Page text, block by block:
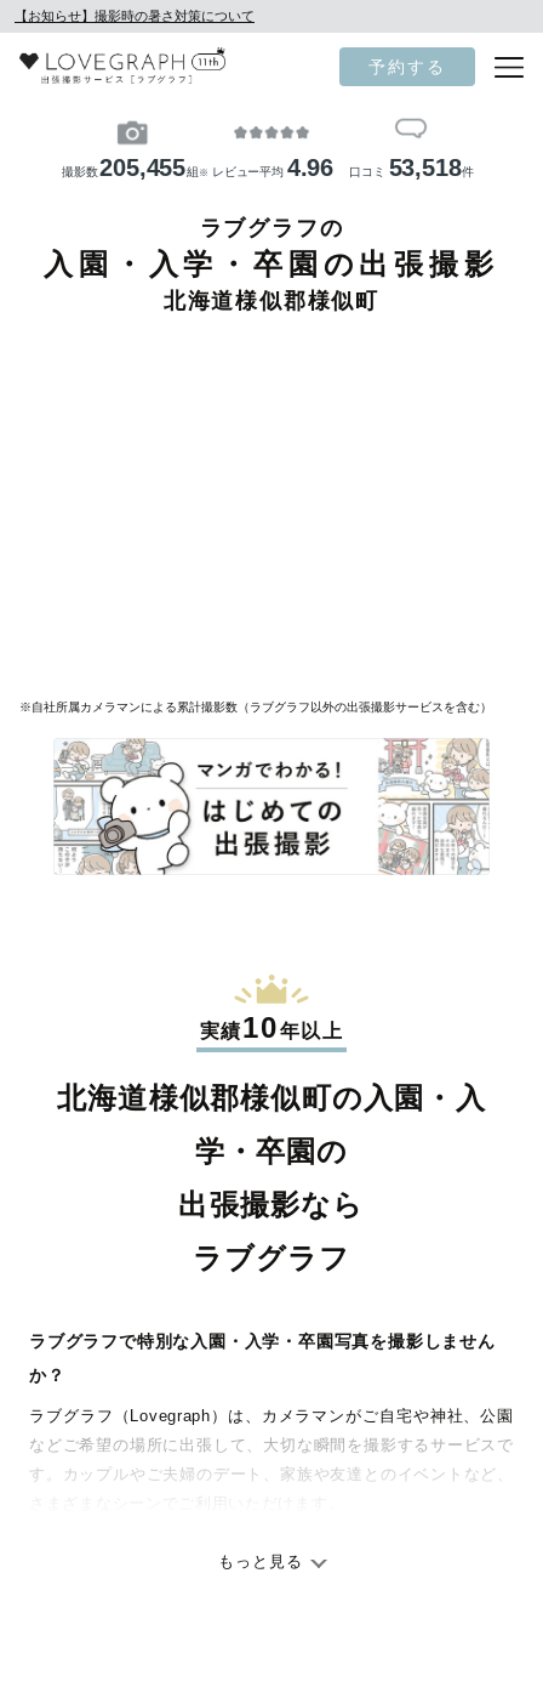
【お知らせ】撮影時の暑さ対策について
予約する
撮影数205,455組 ※ レビュー平均 4.96 口コミ 53,518件
ラブグラフの
入園・入学・卒園の出張撮影
北海道様似郡様似町
※自社所属カメラマンによる累計撮影数（ラブグラフ以外の出張撮影サービスを含む）
実績10年以上
北海道様似郡様似町の入園・入
学・卒園の
出張撮影なら
ラブグラフ
ラブグラフで特別な入園・入学・卒園写真を撮影しません
か？
ラブグラフ（Lovegraph）は、カメラマンがご自宅や神社、公園
などご希望の場所に出張して、大切な瞬間を撮影するサービスで
す。カップルやご夫婦のデート、家族や友達とのイベントなど、
ありのままの空気感を大切に、何十年経っても見返したくなるよ
もっと見る